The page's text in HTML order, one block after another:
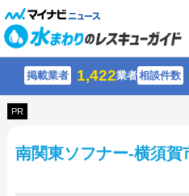
掲載業者 1,422業者相談件数
PR
南関東ソフナー-横須賀